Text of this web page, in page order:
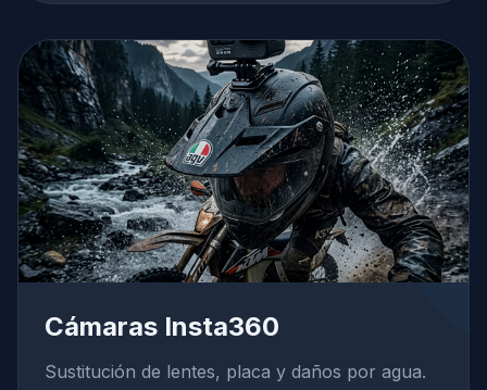
Cámaras Insta360
Sustitución de lentes, placa y daños por agua.